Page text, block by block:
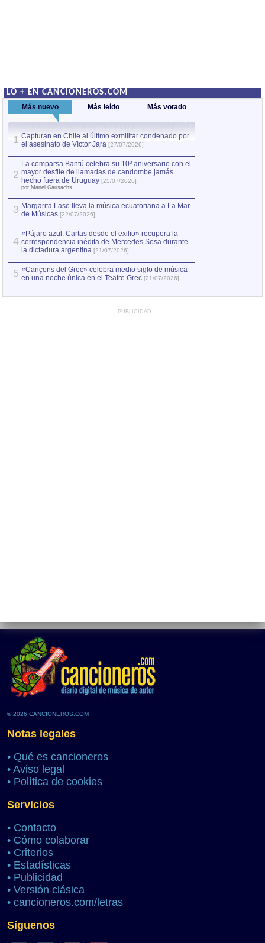
LO + EN CANCIONEROS.COM
Más nuevo Más leído Más votado
1 Capturan en Chile al último exmilitar condenado por
el asesinato de Víctor Jara [27/07/2026]
2
La comparsa Bantú celebra su 10º aniversario con el
mayor desfile de llamadas de candombe jamás
hecho fuera de Uruguay [25/07/2026]
por Manel Gausachs
3 Margarita Laso lleva la música ecuatoriana a La Mar
de Músicas [22/07/2026]
4
«Pájaro azul. Cartas desde el exilio» recupera la
correspondencia inédita de Mercedes Sosa durante
la dictadura argentina [21/07/2026]
5 «Cançons del Grec» celebra medio siglo de música
en una noche única en el Teatre Grec [21/07/2026]
PUBLICIDAD
© 2026 CANCIONEROS.COM
Notas legales
• Qué es cancioneros
• Aviso legal
• Política de cookies
Servicios
• Contacto
• Cómo colaborar
• Criterios
• Estadísticas
• Publicidad
• Versión clásica
• cancioneros.com/letras
Síguenos